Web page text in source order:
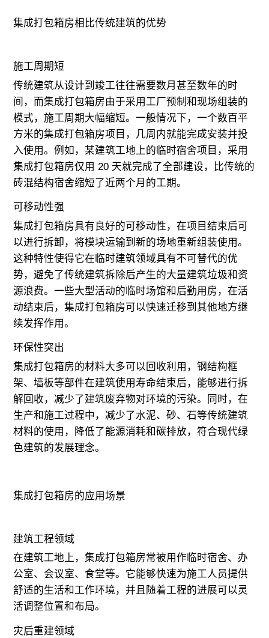
集成打包箱房相比传统建筑的优势
施工周期短
传统建筑从设计到竣工往往需要数月甚至数年的时
间，而集成打包箱房由于采用工厂预制和现场组装的
模式，施工周期大幅缩短。一般情况下，一个数百平
方米的集成打包箱房项目，几周内就能完成安装并投
入使用。例如，某建筑工地上的临时宿舍项目，采用
集成打包箱房仅用 20 天就完成了全部建设，比传统的
砖混结构宿舍缩短了近两个月的工期。
可移动性强
集成打包箱房具有良好的可移动性，在项目结束后可
以进行拆卸，将模块运输到新的场地重新组装使用。
这种特性使得它在临时建筑领域具有不可替代的优
势，避免了传统建筑拆除后产生的大量建筑垃圾和资
源浪费。一些大型活动的临时场馆和后勤用房，在活
动结束后，集成打包箱房可以快速迁移到其他地方继
续发挥作用。
环保性突出
集成打包箱房的材料大多可以回收利用，钢结构框
架、墙板等部件在建筑使用寿命结束后，能够进行拆
解回收，减少了建筑废弃物对环境的污染。同时，在
生产和施工过程中，减少了水泥、砂、石等传统建筑
材料的使用，降低了能源消耗和碳排放，符合现代绿
色建筑的发展理念。
集成打包箱房的应用场景
建筑工程领域
在建筑工地上，集成打包箱房常被用作临时宿舍、办
公室、会议室、食堂等。它能够快速为施工人员提供
舒适的生活和工作环境，并且随着工程的进展可以灵
活调整位置和布局。
灾后重建领域